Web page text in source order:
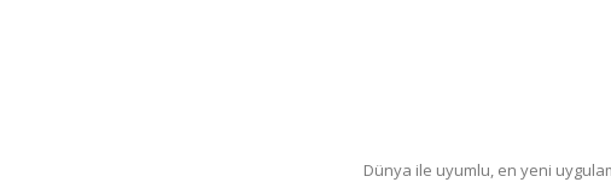
Dünya ile uyumlu, en yeni